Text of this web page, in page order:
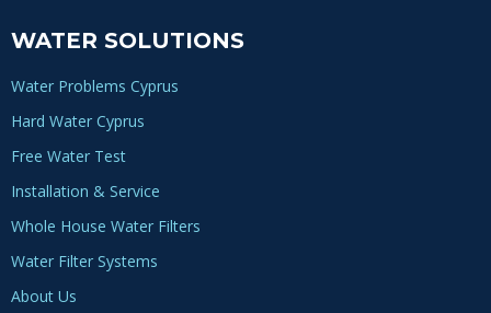
WATER SOLUTIONS
Water Problems Cyprus
Hard Water Cyprus
Free Water Test
Installation & Service
Whole House Water Filters
Water Filter Systems
About Us